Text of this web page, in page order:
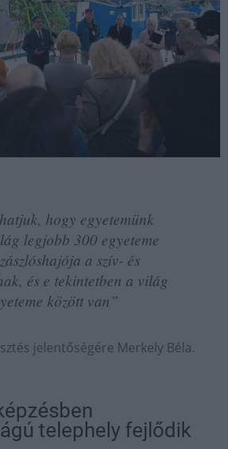
hogy egyetemünk
legjobb 300 egyeteme
a szív- és
és e tekintetben a világ
között van”
jelentőségére Merkely Béla.
telephely fejlődik